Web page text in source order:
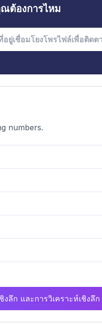
ต้องการไหม
numbers.
ลึก และการวิเคราะห์เชิงลึก